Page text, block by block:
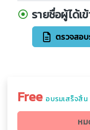
รายชื่อผู้ได้เ
ตรวจสอ
Free อบรมเสร็จสิ้น
หม